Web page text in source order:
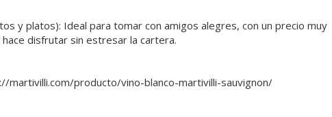
y platos): Ideal para tomar con amigos alegres, con un precio muy
disfrutar sin estresar la cartera.
martivilli.com/producto/vino-blanco-martivilli-sauvignon/